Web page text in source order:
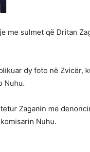
me sulmet që Dritan
dy foto në Zvicër,
Nuhu.
Zaganin me
Nuhu.